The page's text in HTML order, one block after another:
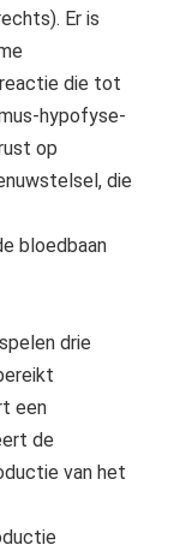
Er is
die tot
hypofyse-
op
die
bloedbaan
drie
een
de
van het